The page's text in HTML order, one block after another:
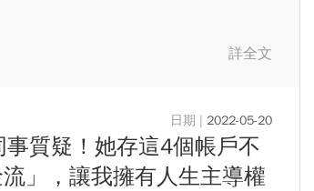
詳全文
2022-05-20
質疑！她存這4個帳戶不
」，讓我擁有人生主導權